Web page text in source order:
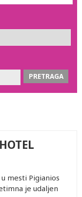
mesti Pigianios
je udaljen